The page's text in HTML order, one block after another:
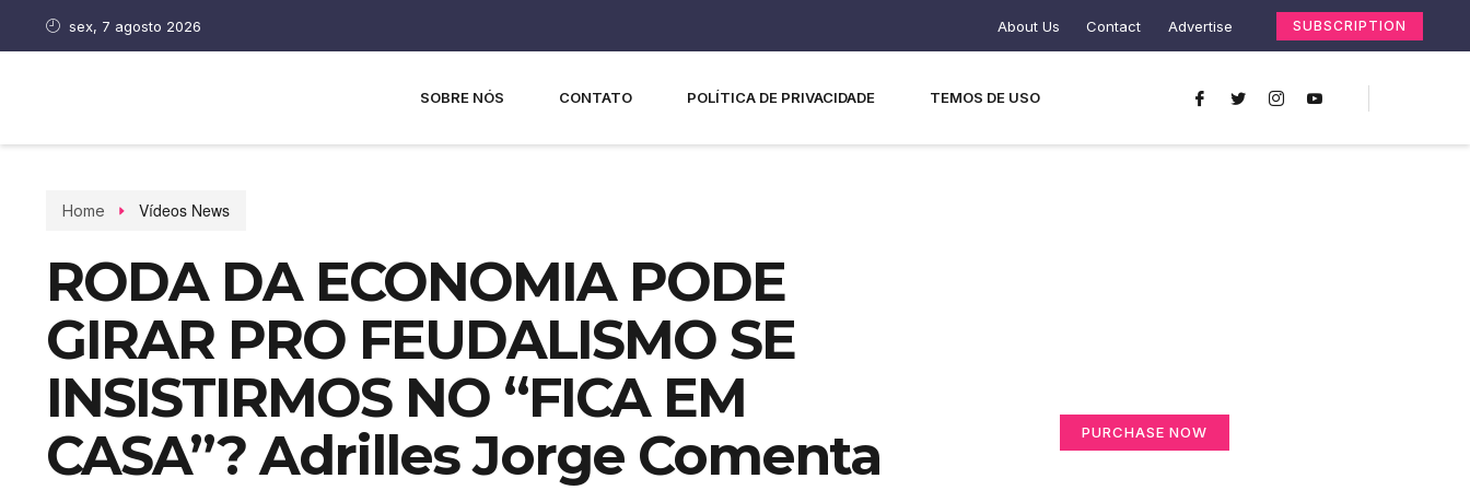
sex, 7 agosto 2026 About Us Contact Advertise SUBSCRIPTION
SOBRE NÓS CONTATO POLÍTICA DE PRIVACIDADE TEMOS DE USO
Home Vídeos News
RODA DA ECONOMIA PODE
GIRAR PRO FEUDALISMO SE
INSISTIRMOS NO “FICA EM
CASA”? Adrilles Jorge Comenta
PURCHASE NOW